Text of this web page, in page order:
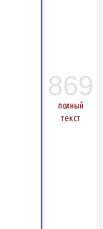
869
полный
текст